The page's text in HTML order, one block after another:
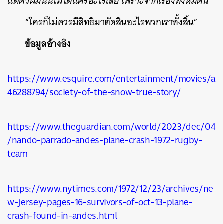
“ใครก็ไม่ควรมีสิทธิมาตัดสินอะไรพวกเราทั้งสิ้น”
ข้อมูลอ้างอิง
https://www.esquire.com/entertainment/movies/a
46288794/society-of-the-snow-true-story/
https://www.theguardian.com/world/2023/dec/04
/nando-parrado-andes-plane-crash-1972-rugby-
team
https://www.nytimes.com/1972/12/23/archives/ne
w-jersey-pages-16-survivors-of-oct-13-plane-
crash-found-in-andes.html